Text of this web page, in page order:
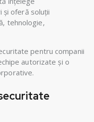
și oferă soluții
tehnologie,
pentru companii
autorizate și o